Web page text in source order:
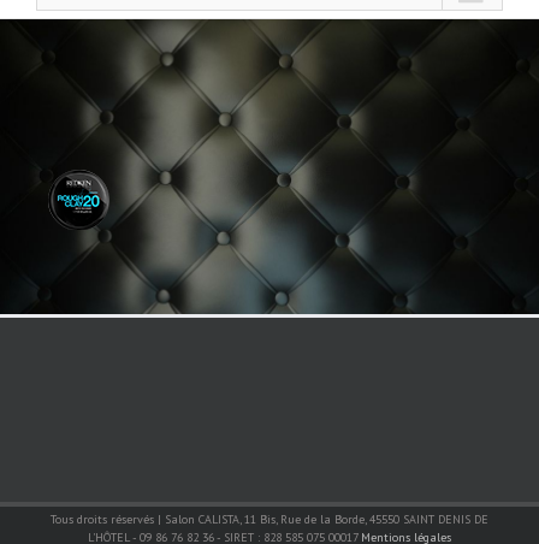
Tous droits réservés | Salon CALISTA, 11 Bis, Rue de la Borde, 45550 SAINT DENIS DE
L'HÔTEL - 09 86 76 82 36 - SIRET : 828 585 075 00017 Mentions légales